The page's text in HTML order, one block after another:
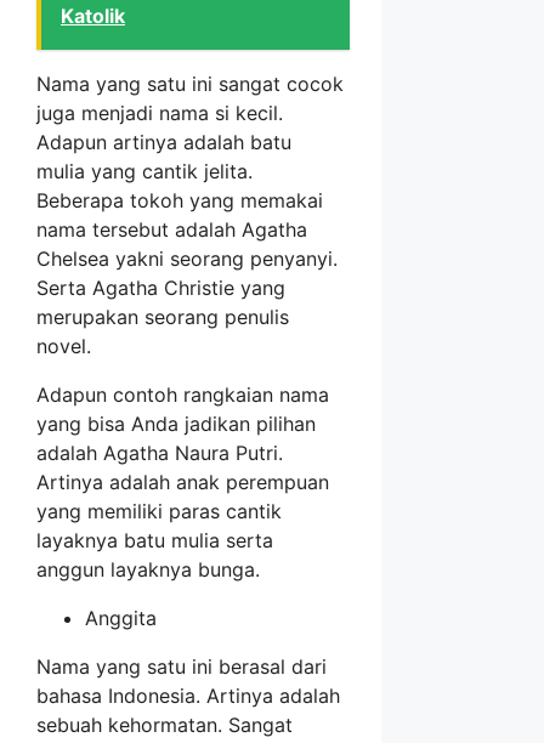
Katolik
Nama yang satu ini sangat cocok
juga menjadi nama si kecil.
Adapun artinya adalah batu
mulia yang cantik jelita.
Beberapa tokoh yang memakai
nama tersebut adalah Agatha
Chelsea yakni seorang penyanyi.
Serta Agatha Christie yang
merupakan seorang penulis
novel.
Adapun contoh rangkaian nama
yang bisa Anda jadikan pilihan
adalah Agatha Naura Putri.
Artinya adalah anak perempuan
yang memiliki paras cantik
layaknya batu mulia serta
anggun layaknya bunga.
Anggita
Nama yang satu ini berasal dari
bahasa Indonesia. Artinya adalah
sebuah kehormatan. Sangat